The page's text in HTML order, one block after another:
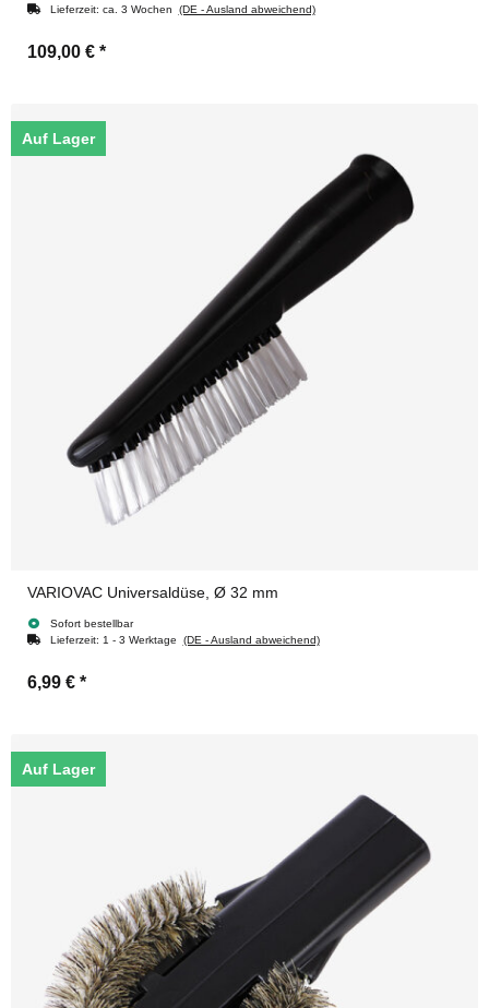
Lieferzeit: ca. 3 Wochen (DE - Ausland abweichend)
109,00 € *
Auf Lager
VARIOVAC Universaldüse, Ø 32 mm
Sofort bestellbar
Lieferzeit: 1 - 3 Werktage (DE - Ausland abweichend)
6,99 € *
Auf Lager